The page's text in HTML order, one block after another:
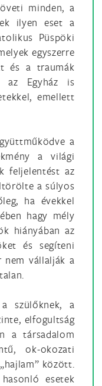
minden, a
ilyen eset a
Püspöki
egyszerre
és a traumák
az Egyház is
emellett
a
a világi
feljelentést az
a súlyos
ha évekkel
hagy mély
hiányában az
és segíteni
nem vállalják a
szülőknek, a
elfogultság
a társadalom
ok-okozati
között.
esetek